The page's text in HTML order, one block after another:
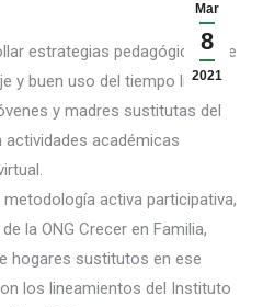
Mar
8
2021
estrategias pedagógicas que
y buen uso del tiempo libre,
y madres sustitutas del
académicas
activa participativa,
la ONG Crecer en Familia,
hogares sustitutos en ese
los lineamientos del Instituto